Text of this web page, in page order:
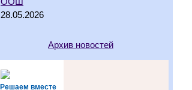
28.05.2026
Архив новостей
Решаем вместе